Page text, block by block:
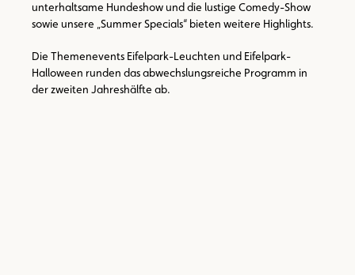
unterhaltsame Hundeshow und die lustige Comedy-Show
sowie unsere „Summer Specials“ bieten weitere Highlights.
Die Themenevents Eifelpark-Leuchten und Eifelpark-
Halloween runden das abwechslungsreiche Programm in
der zweiten Jahreshälfte ab.